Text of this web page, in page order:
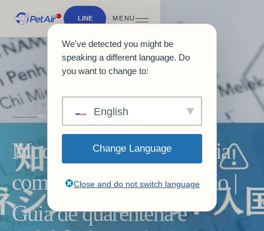
LINE MENU
REVISTAS E GUIAS
Mudança para a Indonésia
com animais de estimação |
Guia de quarentena e
We've detected you might be
speaking a different language. Do
you want to change to:
English
Change Language
Close and do not switch language